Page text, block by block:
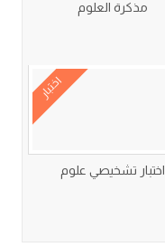
مذكرة العلوم
اختبار
اختبار تشخيصي علوم